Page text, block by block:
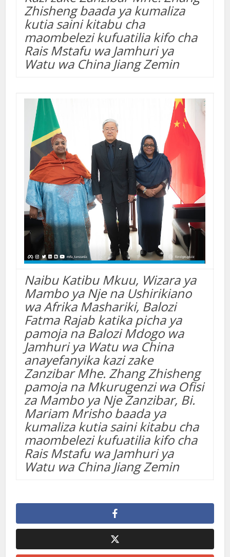
Zhisheng baada ya kumaliza
kutia saini kitabu cha
maombelezi kufuatilia kifo cha
Rais Mstafu wa Jamhuri ya
Watu wa China Jiang Zemin
Naibu Katibu Mkuu, Wizara ya
Mambo ya Nje na Ushirikiano
wa Afrika Mashariki, Balozi
Fatma Rajab katika picha ya
pamoja na Balozi Mdogo wa
Jamhuri ya Watu wa China
anayefanyika kazi zake
Zanzibar Mhe. Zhang Zhisheng
pamoja na Mkurugenzi wa Ofisi
za Mambo ya Nje Zanzibar, Bi.
Mariam Mrisho baada ya
kumaliza kutia saini kitabu cha
maombelezi kufuatilia kifo cha
Rais Mstafu wa Jamhuri ya
Watu wa China Jiang Zemin